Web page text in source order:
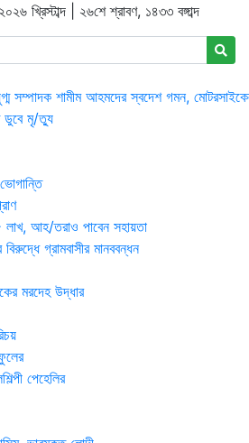
খ্রিস্টাব্দ | ২৬শে শ্রাবণ, ১৪৩৩ বঙ্গাব্দ
সম্পাদক শামীম আহমদের স্বদেশ গমন,
ডুবে মৃ/ত্যু
লাখ, আহ/তরাও পাবেন সহায়তা
গ্রামবাসীর মানববন্ধন
মরদেহ উদ্ধার
পেহেলির